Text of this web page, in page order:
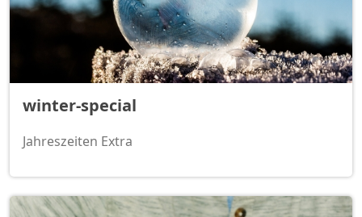
winter-special
Jahreszeiten Extra